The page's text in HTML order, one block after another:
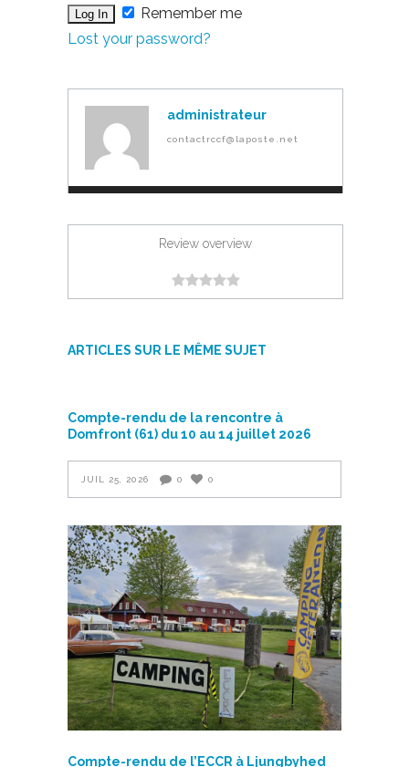
Remember me
Lost your password?
administrateur
contactrccf@laposte.net
Review overview
ARTICLES SUR LE MÊME SUJET
Compte-rendu de la rencontre à
Domfront (61) du 10 au 14 juillet 2026
JUIL 25, 2026 0 0
Compte-rendu de l’ECCR à Ljungbyhed